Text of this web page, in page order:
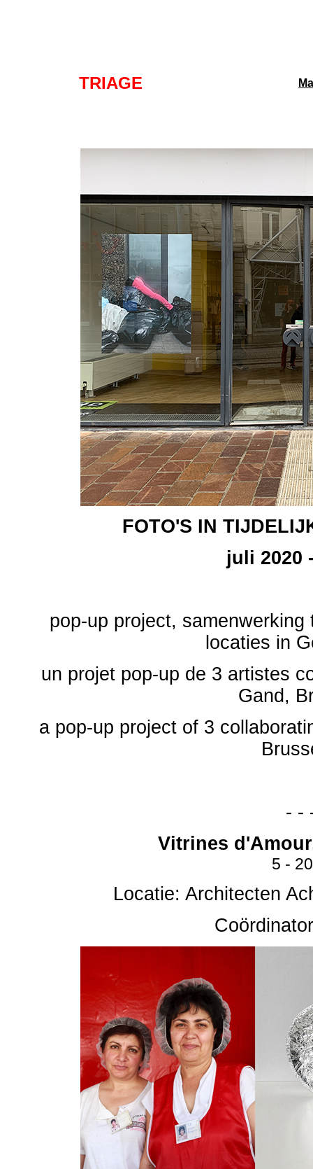
TRIAGE
FOTO'S IN
juli 2020
pop-up project,
locaties in
un projet pop-up de 3 artistes
Gand,
a pop-up project of 3
- -
Vitrines
5 -
Locatie: Architecten